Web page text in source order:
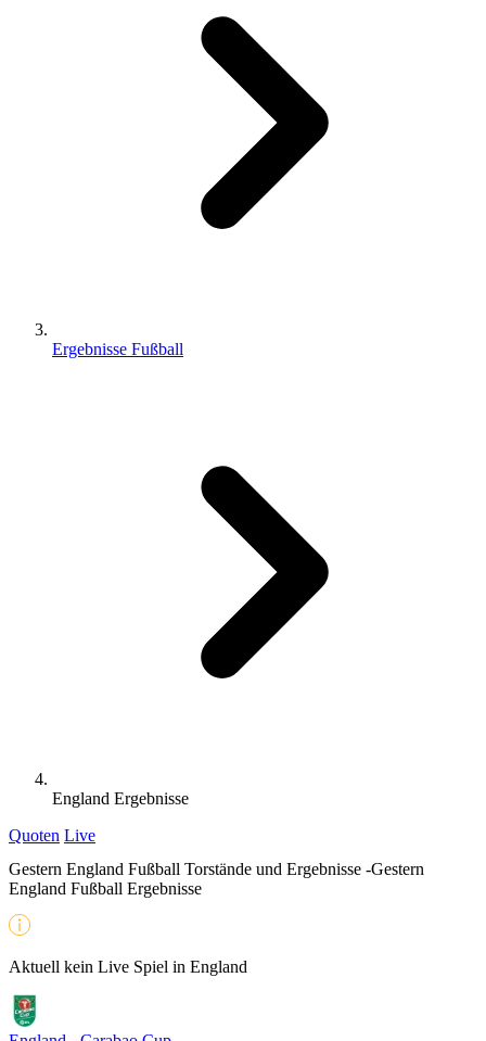
Ergebnisse Fußball
England Ergebnisse
Quoten Live
Gestern England Fußball Torstände und Ergebnisse -Gestern
England Fußball Ergebnisse
Aktuell kein Live Spiel in England